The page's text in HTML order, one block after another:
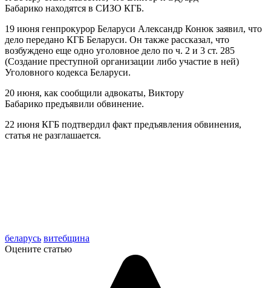
Бабарико находятся в СИЗО КГБ.
19 июня генпрокурор Беларуси Александр Конюк заявил, что
дело передано КГБ Беларуси. Он также рассказал, что
возбуждено еще одно уголовное дело по ч. 2 и 3 ст. 285
(Создание преступной организации либо участие в ней)
Уголовного кодекса Беларуси.
20 июня, как сообщили адвокаты, Виктору
Бабарико предъявили обвинение.
22 июня КГБ подтвердил факт предъявления обвинения,
статья не разглашается.
беларусь витебщина
Оцените статью